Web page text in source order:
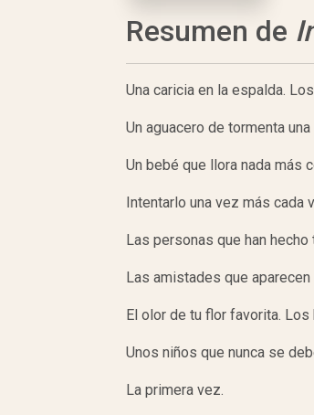
Resumen de
Una caricia en la espalda.
Un aguacero de tormenta
Un bebé que llora nada más
Intentarlo una vez más cada
Las personas que han
Las amistades que
El olor de tu flor favorita.
Unos niños que nunca se
La primera vez.